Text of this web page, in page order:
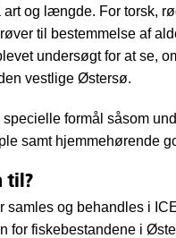
og længde. For torsk,
til bestemmelse af
undersøgt for at se,
vestlige Østersø.
formål såsom
samt hjemmehørende
til?
samles og behandles i
for fiskebestandene i